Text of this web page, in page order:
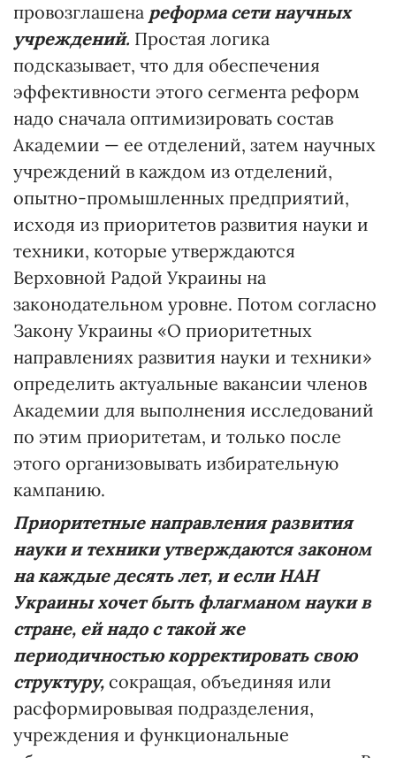
провозглашена реформа сети научных
учреждений. Простая логика
подсказывает, что для обеспечения
эффективности этого сегмента реформ
надо сначала оптимизировать состав
Академии — ее отделений, затем научных
учреждений в каждом из отделений,
опытно-промышленных предприятий,
исходя из приоритетов развития науки и
техники, которые утверждаются
Верховной Радой Украины на
законодательном уровне. Потом согласно
Закону Украины «О приоритетных
направлениях развития науки и техники»
определить актуальные вакансии членов
Академии для выполнения исследований
по этим приоритетам, и только после
этого организовывать избирательную
кампанию.
Приоритетные направления развития
науки и техники утверждаются законом
на каждые десять лет, и если НАН
Украины хочет быть флагманом науки в
стране, ей надо с такой же
периодичностью корректировать свою
структуру, сокращая, объединяя или
расформировывая подразделения,
учреждения и функциональные